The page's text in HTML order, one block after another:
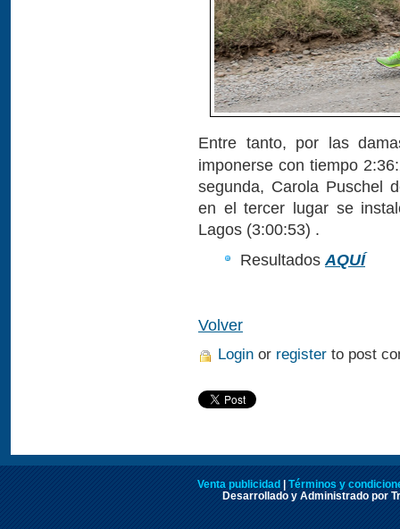
Entre tanto, por las
imponerse con tiempo
segunda, Carola Puschel
en el tercer lugar se
Lagos (3:00:53) .
Resultados AQUÍ
Volver
Login or register to post
Venta publicidad | Términos y
Desarrollado y Administrado por